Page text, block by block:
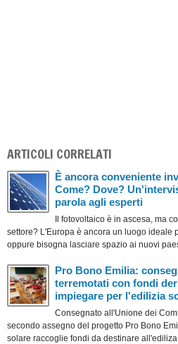
ARTICOLI CORRELATI
È ancora conveniente
Come? Dove?
parola agli esperti
Il fotovoltaico è in ascesa, ma
settore? L'Europa è ancora un luogo ideale
oppure bisogna lasciare spazio ai nuovi
Pro Bono Emilia:
terremotati con fondi
impiegare per l'edilizia
Consegnato all'Unione dei
secondo assegno del progetto Pro Bono
solare raccoglie fondi da destinare